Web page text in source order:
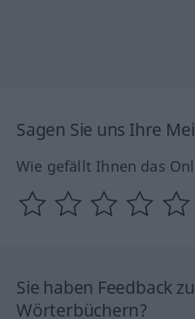
Sagen Sie uns Ihre
Wie gefällt Ihnen das
Sie haben Feedback
Wörterbüchern?